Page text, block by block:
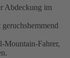
Abdeckung im
Mountain-Fahrer,